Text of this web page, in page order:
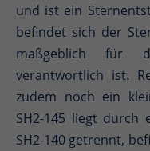
und ist ein
befindet sich der
maßgeblich für
verantwortlich ist.
zudem noch ein
SH2-145 liegt durch
SH2-140 getrennt,